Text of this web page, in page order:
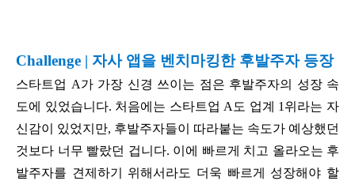
Challenge | 자사 앱을 벤치마킹한 후발주자 등장
스타트업 A가 가장 신경 쓰이는 점은 후발주자의 성장 속
도에 있었습니다. 처음에는 스타트업 A도 업계 1위라는 자
신감이 있었지만, 후발주자들이 따라붙는 속도가 예상했던
것보다 너무 빨랐던 겁니다. 이에 빠르게 치고 올라오는 후
발주자를 견제하기 위해서라도 더욱 빠르게 성장해야 할